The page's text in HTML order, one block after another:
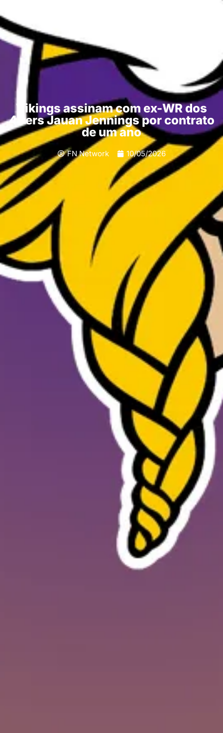
Vikings assinam com ex-WR dos
49ers Jauan Jennings por contrato
de um ano
FN Network 10/05/2026